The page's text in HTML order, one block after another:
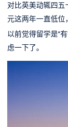
对比英美动辄四五
元这两年一直低位
以前觉得留学是“
虑一下了。